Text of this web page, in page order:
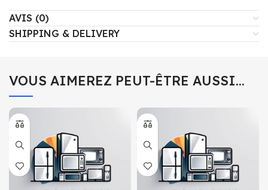
AVIS (0)
SHIPPING & DELIVERY
VOUS AIMEREZ PEUT-ÊTRE AUSSI…